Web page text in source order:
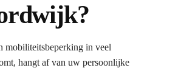
mobiliteitsbeperking in veel
hangt af van uw persoonlijke